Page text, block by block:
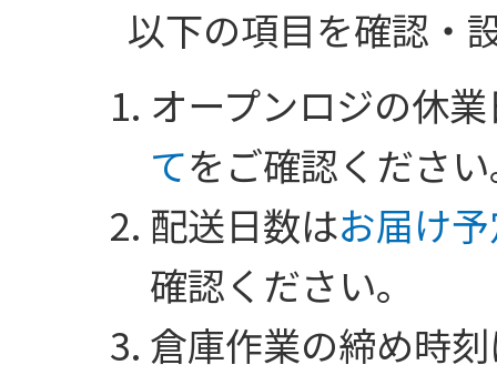
以下の項目を確認・
オープンロジの休
てをご確認くださ
配送日数はお届け
確認ください。
倉庫作業の締め時